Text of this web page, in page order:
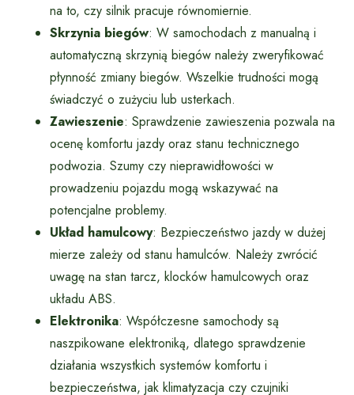
na to, czy silnik pracuje równomiernie.
Skrzynia biegów: W samochodach z manualną i
automatyczną skrzynią biegów należy zweryfikować
płynność zmiany biegów. Wszelkie trudności mogą
świadczyć o zużyciu lub usterkach.
Zawieszenie: Sprawdzenie zawieszenia pozwala na
ocenę komfortu jazdy oraz stanu technicznego
podwozia. Szumy czy nieprawidłowości w
prowadzeniu pojazdu mogą wskazywać na
potencjalne problemy.
Układ hamulcowy: Bezpieczeństwo jazdy w dużej
mierze zależy od stanu hamulców. Należy zwrócić
uwagę na stan tarcz, klocków hamulcowych oraz
układu ABS.
Elektronika: Współczesne samochody są
naszpikowane elektroniką, dlatego sprawdzenie
działania wszystkich systemów komfortu i
bezpieczeństwa, jak klimatyzacja czy czujniki